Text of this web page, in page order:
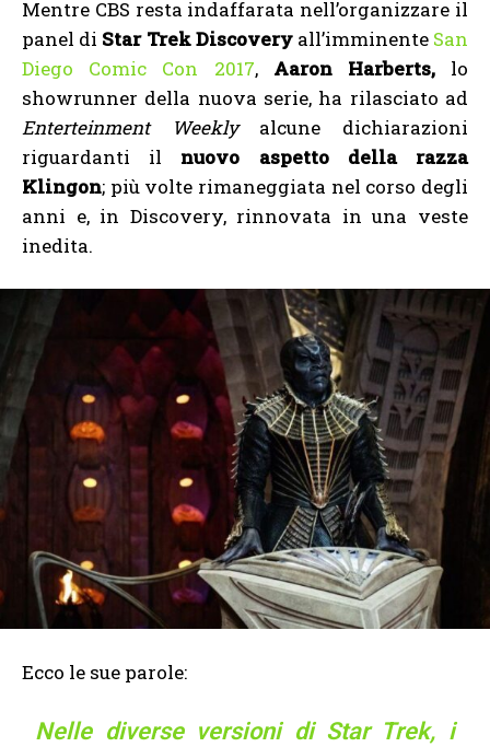
Mentre CBS resta indaffarata nell’organizzare il
panel di Star Trek Discoveryall’imminente San
Diego Comic Con 2017, Aaron Harberts,lo
showrunner della nuova serie, ha rilasciato ad
Enterteinment Weeklyalcune dichiarazioni
riguardanti il nuovo aspetto della razza
Klingon; più volte rimaneggiata nel corso degli
anni e, in Discovery, rinnovata in una veste
inedita.
Ecco le sue parole:
Nelle diverse versioni di Star Trek, i